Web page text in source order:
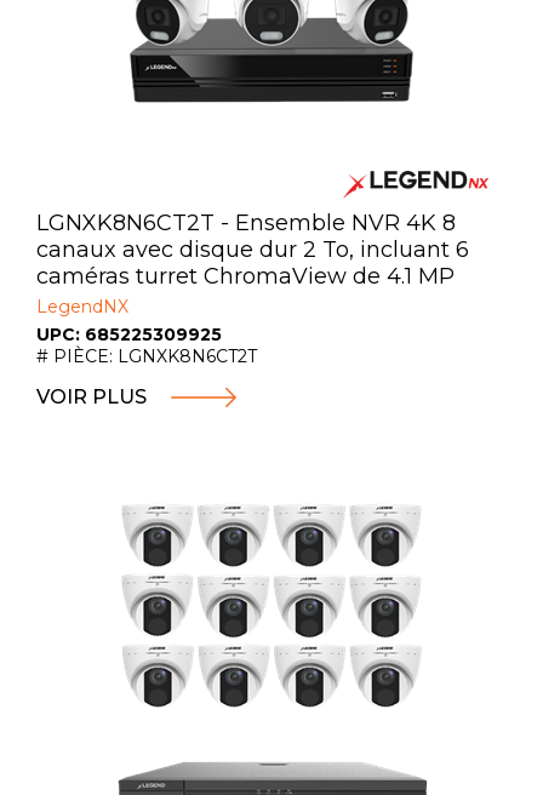
LGNXK8N6CT2T - Ensemble NVR 4K 8
canaux avec disque dur 2 To, incluant 6
caméras turret ChromaView de 4.1 MP
LegendNX
UPC: 685225309925
# PIÈCE: LGNXK8N6CT2T
VOIR PLUS